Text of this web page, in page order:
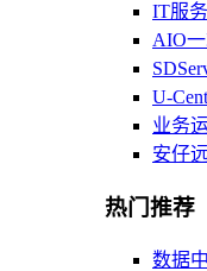
IT服
AIO
U-
业务
安仔
热门推荐
数据